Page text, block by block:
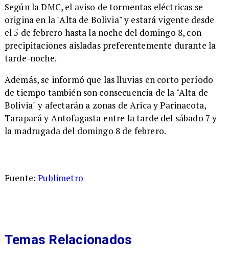
Según la DMC, el aviso de tormentas eléctricas se
origina en la "Alta de Bolivia" y estará vigente desde
el 5 de febrero hasta la noche del domingo 8, con
precipitaciones aisladas preferentemente durante la
tarde-noche.
Además, se informó que las lluvias en corto período
de tiempo también son consecuencia de la "Alta de
Bolivia" y afectarán a zonas de Arica y Parinacota,
Tarapacá y Antofagasta entre la tarde del sábado 7 y
la madrugada del domingo 8 de febrero.
Fuente:Publimetro
Temas Relacionados